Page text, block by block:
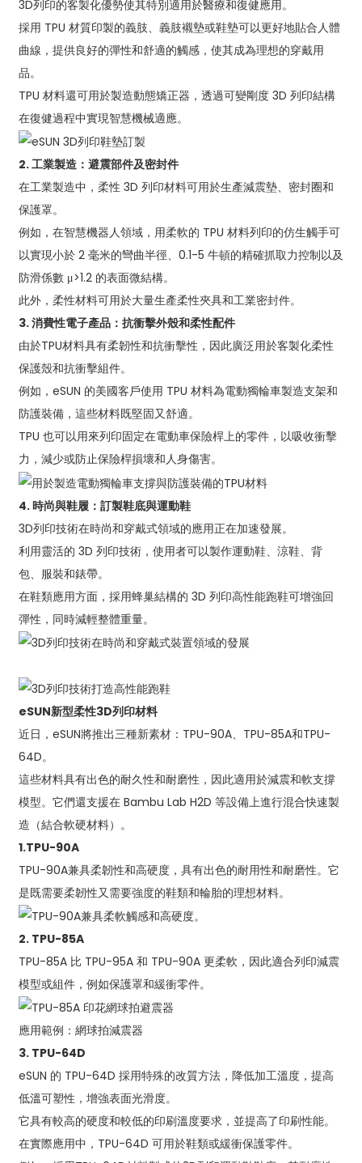
3D列印的客製化優勢使其特別適用於醫療和復健應用。
採用 TPU 材質印製的義肢、義肢襯墊或鞋墊可以更好地貼合人體
曲線，提供良好的彈性和舒適的觸感，使其成為理想的穿戴用
品。
TPU 材料還可用於製造動態矯正器，透過可變剛度 3D 列印結構
在復健過程中實現智慧機械適應。
2. 工業製造：避震部件及密封件
在工業製造中，柔性 3D 列印材料可用於生產減震墊、密封圈和
保護罩。
例如，在智慧機器人領域，用柔軟的 TPU 材料列印的仿生觸手可
以實現小於 2 毫米的彎曲半徑、0.1-5 牛頓的精確抓取力控制以及
防滑係數 μ>1.2 的表面微結構。
此外，柔性材料可用於大量生產柔性夾具和工業密封件。
3. 消費性電子產品：抗衝擊外殼和柔性配件
由於TPU材料具有柔韌性和抗衝擊性，因此廣泛用於客製化柔性
保護殼和抗衝擊組件。
例如，eSUN 的美國客戶使用 TPU 材料為電動獨輪車製造支架和
防護裝備，這些材料既堅固又舒適。
TPU 也可以用來列印固定在電動車保險桿上的零件，以吸收衝擊
力，減少或防止保險桿損壞和人身傷害。
4. 時尚與鞋履：訂製鞋底與運動鞋
3D列印技術在時尚和穿戴式領域的應用正在加速發展。
利用靈活的 3D 列印技術，使用者可以製作運動鞋、涼鞋、背
包、服裝和錶帶。
在鞋類應用方面，採用蜂巢結構的 3D 列印高性能跑鞋可增強回
彈性，同時減輕整體重量。
eSUN新型柔性3D列印材料
近日，eSUN將推出三種新素材：TPU-90A、TPU-85A和TPU-
64D。
這些材料具有出色的耐久性和耐磨性，因此適用於減震和軟支撐
模型。它們還支援在 Bambu Lab H2D 等設備上進行混合快速製
造（結合軟硬材料）。
1.TPU-90A
TPU-90A兼具柔韌性和高硬度，具有出色的耐用性和耐磨性。它
是既需要柔韌性又需要強度的鞋類和輪胎的理想材料。
2. TPU-85A
TPU-85A 比 TPU-95A 和 TPU-90A 更柔軟，因此適合列印減震
模型或組件，例如保護罩和緩衝零件。
應用範例：網球拍減震器
3. TPU-64D
eSUN 的 TPU-64D 採用特殊的改質方法，降低加工溫度，提高
低溫可塑性，增強表面光滑度。
它具有較高的硬度和較低的印刷溫度要求，並提高了印刷性能。
在實際應用中，TPU-64D 可用於鞋類或緩衝保護零件。